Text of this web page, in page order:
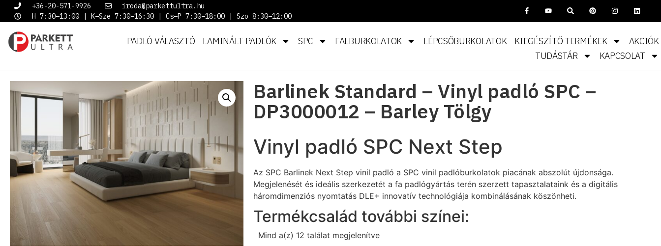
+36-20-571-9926
iroda@parkettultra.hu
H 7:30–13:00 | K–Sze 7:30–16:30 | Cs–P 7:30–18:00 | Szo 8:30–12:00
PADLÓ VÁLASZTÓ LAMINÁLT PADLÓK SPC FALBURKOLATOK LÉPCSŐBURKOLATOK KIEGÉSZÍTŐ TERMÉKEK
AKCIÓK
TUDÁSTÁR
KAPCSOLAT
Barlinek Standard – Vinyl padló SPC –
DP3000012 – Barley Tölgy
Vinyl padló SPC Next Step
Az SPC Barlinek Next Step vinil padló a SPC vinil padlóburkolatok piacának abszolút újdonsága.
Megjelenését és ideális szerkezetét a fa padlógyártás terén szerzett tapasztalataink és a digitális
háromdimenziós nyomtatás DLE+ innovatív technológiája kombinálásának köszönheti.
Termékcsalád további színei:
Mind a(z) 12 találat megjelenítve